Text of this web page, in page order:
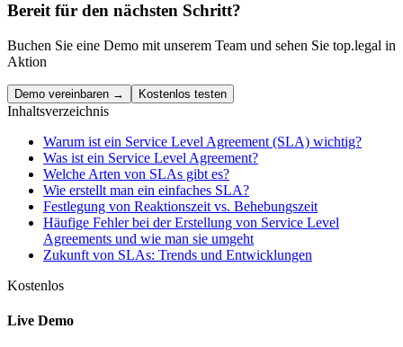
Bereit für den nächsten Schritt?
Buchen Sie eine Demo mit unserem Team und sehen Sie top.legal in
Aktion
Demo vereinbaren → Kostenlos testen
Inhaltsverzeichnis
Warum ist ein Service Level Agreement (SLA) wichtig?
Was ist ein Service Level Agreement?
Welche Arten von SLAs gibt es?
Wie erstellt man ein einfaches SLA?
Festlegung von Reaktionszeit vs. Behebungszeit
Häufige Fehler bei der Erstellung von Service Level
Agreements und wie man sie umgeht
Zukunft von SLAs: Trends und Entwicklungen
Kostenlos
Live Demo